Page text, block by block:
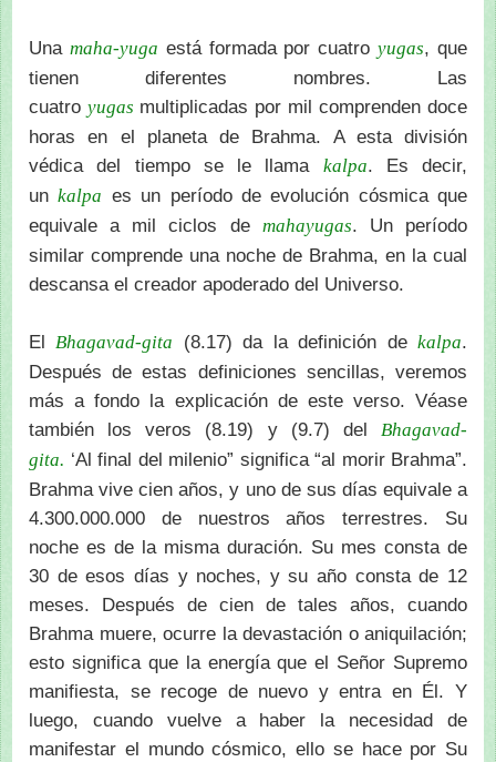
Una maha-yuga está formada por cuatroyugas, que
tienen diferentes nombres. Las
cuatro yugas multiplicadas por mil comprenden doce
horas en el planeta de Brahma. A esta división
védica del tiempo se le llama kalpa. Es decir,
unkalpa es un período de evolución cósmica que
equivale a mil ciclos de mahayugas. Un período
similar comprende una noche de Brahma, en la cual
descansa el creador apoderado del Universo.
ElBhagavad-gita (8.17) da la definición dekalpa.
Después de estas definiciones sencillas, veremos
más a fondo la explicación de este verso. Véase
también los veros (8.19) y (9.7) del Bhagavad-
gita. ‘Al final del milenio” significa “al morir Brahma”.
Brahma vive cien años, y uno de sus días equivale a
4.300.000.000 de nuestros años terrestres. Su
noche es de la misma duración. Su mes consta de
30 de esos días y noches, y su año consta de 12
meses. Después de cien de tales años, cuando
Brahma muere, ocurre la devastación o aniquilación;
esto significa que la energía que el Señor Supremo
manifiesta, se recoge de nuevo y entra en Él. Y
luego, cuando vuelve a haber la necesidad de
manifestar el mundo cósmico, ello se hace por Su